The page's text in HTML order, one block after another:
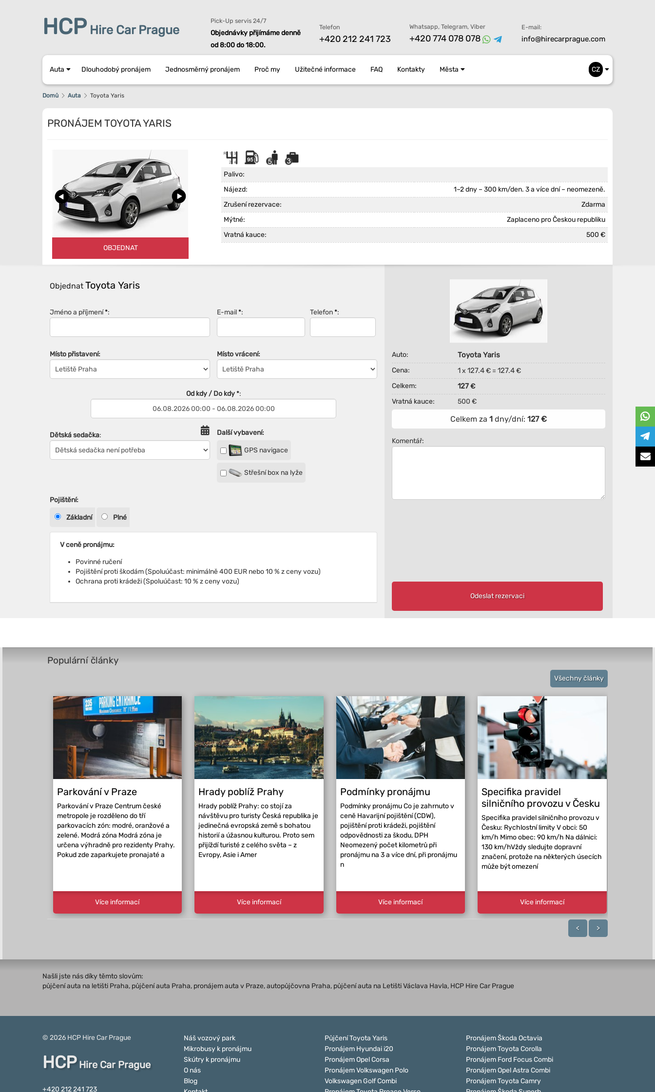
HCP Hire Car Prague
Pick-Up servis 24/7
Objednávky přijímáme denně
od 8:00 do 18:00.
Telefon
+420 212 241 723
Whatsapp, Telegram, Viber
+420 774 078 078
E-mail:
info@hirecarprague.com
Auta Dlouhodobý pronájem Jednosměrný pronájem Proč my Užitečné informace FAQ Kontakty Města CZ
Domů Auta Toyota Yaris
PRONÁJEM TOYOTA YARIS
OBJEDNAT
Palivo:
Nájezd:
1–2 dny – 300 km/den. 3 a více dní – neomezeně.
Zrušení rezervace:
Zdarma
Mýtné:
Zaplaceno pro Českou republiku
Vratná kauce:
500 €
Objednat Toyota Yaris
Jméno a příjmení*: E-mail*: Telefon*:
Místo přistavení: Místo vrácení:
Od kdy / Do kdy *:
Dětská sedačka: Další vybavení:
GPS navigace
Střešní box na lyže
Pojištění:
Základní Plné
V ceně pronájmu:
Povinné ručení
Pojištění proti škodám (Spoluúčast: minimálně 400 EUR nebo 10 % z ceny vozu)
Ochrana proti krádeži (Spoluúčast: 10 % z ceny vozu)
Auto: Toyota Yaris
Cena: 1x 127.4€ = 127.4€
Celkem:
127€
Vratná kauce:
500 €
Celkem za 1 dny/dní: 127€
Komentář:
Odeslat rezervaci
Populární články
Všechny články
Parkování v Praze
Parkování v Praze Centrum české
metropole je rozděleno do tří
parkovacích zón: modré, oranžové a
zelené. Modrá zóna Modrá zóna je
určena výhradně pro rezidenty Prahy.
Pokud zde zaparkujete pronajaté a
Více informací
Hrady poblíž Prahy
Hrady poblíž Prahy: co stojí za
návštěvu pro turisty Česká republika je
jedinečná evropská země s bohatou
historií a úžasnou kulturou. Proto sem
přijíždí turisté z celého světa – z
Evropy, Asie i Amer
Více informací
Podmínky pronájmu
Podmínky pronájmu Co je zahrnuto v
ceně Havarijní pojištění (CDW),
pojištění proti krádeži, pojištění
odpovědnosti za škodu, DPH
Neomezený počet kilometrů při
pronájmu na 3 a více dní, při pronájmu
n
Více informací
Specifika pravidel
silničního provozu v Česku
Specifika pravidel silničního provozu v
Česku: Rychlostní limity V obci: 50
km/h Mimo obec: 90 km/h Na dálnici:
130 km/hVždy sledujte dopravní
značení, protože na některých úsecích
může být omezení
Více informací
< >
Našli jste nás díky těmto slovům:
půjčení auta na letišti Praha, půjčení auta Praha, pronájem auta v Praze, autopůjčovna Praha, půjčení auta na Letišti Václava Havla, HCP Hire Car Prague
© 2026 HCP Hire Car Prague
HCPHire Car Prague
+420 212 241 723
Náš vozový park
Mikrobusy k pronájmu
Skútry k pronájmu
O nás
Blog
Půjčení Toyota Yaris
Pronájem Hyundai i20
Pronájem Opel Corsa
Pronájem Volkswagen Polo
Volkswagen Golf Combi
Pronájem Škoda Octavia
Pronájem Toyota Corolla
Pronájem Ford Focus Combi
Pronájem Opel Astra Combi
Pronájem Toyota Camry